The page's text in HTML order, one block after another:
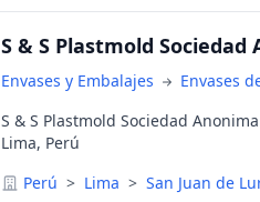
S & S Plastmold Sociedad
Envases y Embalajes
Envases
S & S Plastmold Sociedad
Lima, Perú
Perú > Lima > San Juan de